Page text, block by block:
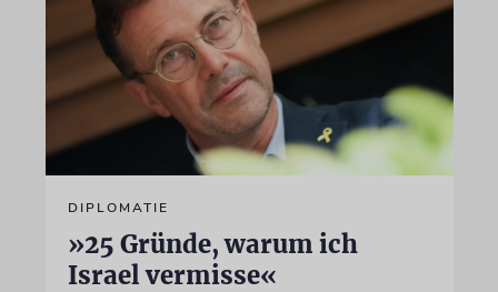
DIPLOMATIE
»25 Gründe, warum ich
Israel vermisse«